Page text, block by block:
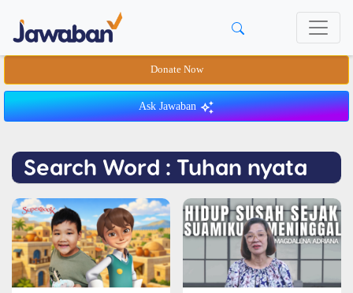
Donate Now
Ask Jawaban
Search Word : Tuhan nyata